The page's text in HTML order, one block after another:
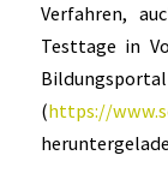
Verfahren,
Testtage in
Bildungsportal
(https://